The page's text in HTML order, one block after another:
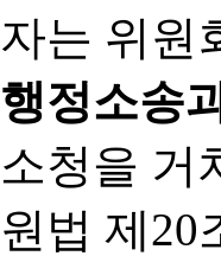
자는 위원
행정소송
소청을 거
원법 제20